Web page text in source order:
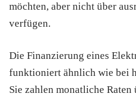
möchten, aber nicht über
verfügen.
Die Finanzierung eines
funktioniert ähnlich wie bei
Sie zahlen monatliche